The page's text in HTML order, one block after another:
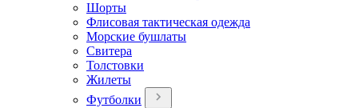
Шорты
Флисовая тактическая одежда
Морские бушлаты
Свитера
Толстовки
Жилеты
Футболки